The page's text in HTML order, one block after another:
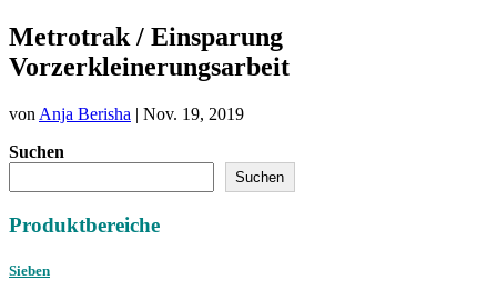
Metrotrak / Einsparung
Vorzerkleinerungsarbeit
von Anja Berisha | Nov. 19, 2019
Suchen
Suchen
Produktbereiche
Sieben